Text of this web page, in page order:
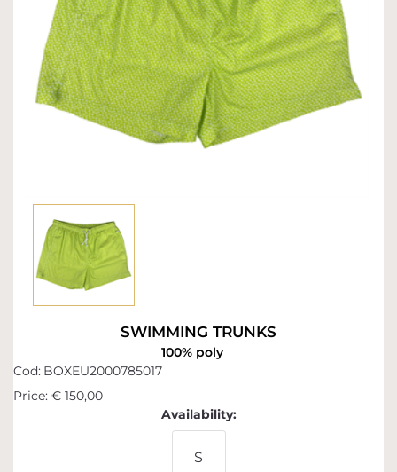
SWIMMING TRUNKS
100% poly
Cod: BOXEU2000785017
Price: € 150,00
Availability:
S